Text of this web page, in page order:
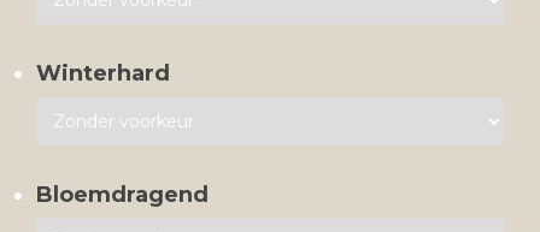
Winterhard
Bloemdragend